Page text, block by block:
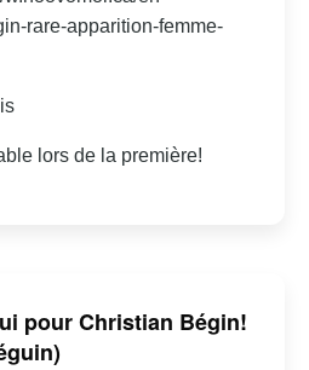
rare-apparition-femme-
lors de la première!
pour Christian Bégin!